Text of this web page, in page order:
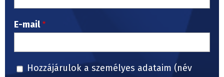
E-mail
Hozzájárulok a személyes adataim (név